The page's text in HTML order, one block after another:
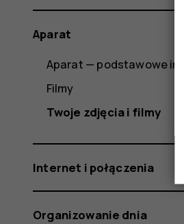
Aparat
Aparat — podstawowe
Filmy
Twoje zdjęcia i filmy
Internet i połączenia
Organizowanie dnia